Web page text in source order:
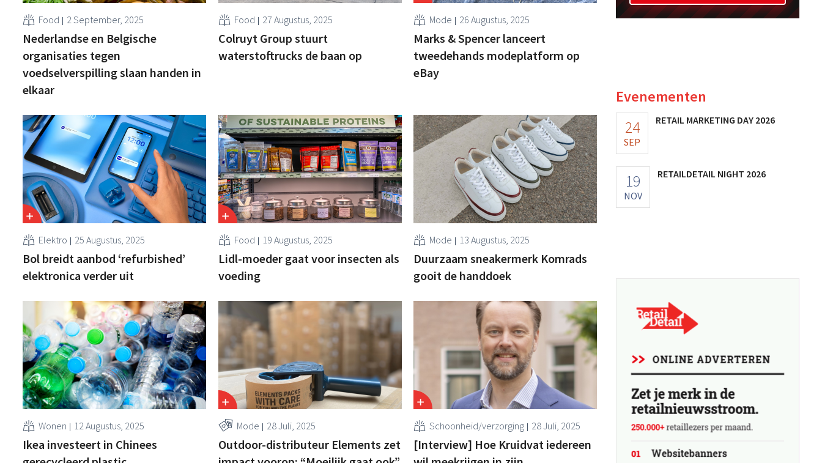
Food 2 September, 2025
Nederlandse en Belgische
organisaties tegen
voedselverspilling slaan handen in
elkaar
Food 27 Augustus, 2025
Colruyt Group stuurt
waterstoftrucks de baan op
Mode 26 Augustus, 2025
Marks & Spencer lanceert
tweedehands modeplatform op
eBay
Elektro 25 Augustus, 2025
Bol breidt aanbod ‘refurbished’
elektronica verder uit
Food 19 Augustus, 2025
Lidl-moeder gaat voor insecten als
voeding
Mode 13 Augustus, 2025
Duurzaam sneakermerk Komrads
gooit de handdoek
Wonen 12 Augustus, 2025
Ikea investeert in Chinees
Mode 28 Juli, 2025
Outdoor-distributeur Elements zet
Schoonheid/verzorging 28 Juli, 2025
[Interview] Hoe Kruidvat iedereen
Evenementen
24
SEP
RETAIL MARKETING DAY 2026
19
NOV
RETAILDETAIL NIGHT 2026